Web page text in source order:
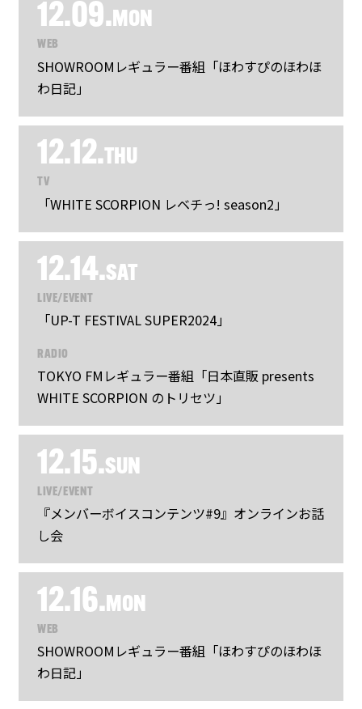
12.09.MON
WEB
SHOWROOMレギュラー番組「ほわすぴのほわほ
わ日記」
12.12.THU
TV
「WHITE SCORPION レベチっ! season2」
12.14.SAT
LIVE/EVENT
「UP-T FESTIVAL SUPER2024」
RADIO
TOKYO FMレギュラー番組「日本直販 presents
WHITE SCORPION のトリセツ」
12.15.SUN
LIVE/EVENT
『メンバーボイスコンテンツ#9』オンラインお話
し会
12.16.MON
WEB
SHOWROOMレギュラー番組「ほわすぴのほわほ
わ日記」